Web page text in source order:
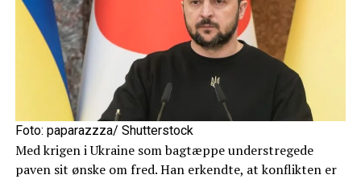
Foto: paparazzza/ Shutterstock
Med krigen i Ukraine som bagtæppe understregede
paven sit ønske om fred. Han erkendte, at konflikten er